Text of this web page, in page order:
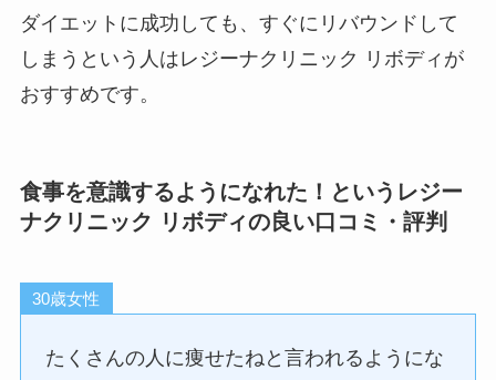
ダイエットに成功しても、すぐにリバウンドして
しまうという人はレジーナクリニック リボディが
おすすめです。
食事を意識するようになれた！というレジー
ナクリニック リボディの良い口コミ・評判
30歳女性
たくさんの人に痩せたねと言われるようにな